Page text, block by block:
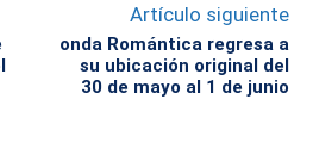
Artículo siguiente
onda Romántica regresa a
su ubicación original del
30 de mayo al 1 de junio